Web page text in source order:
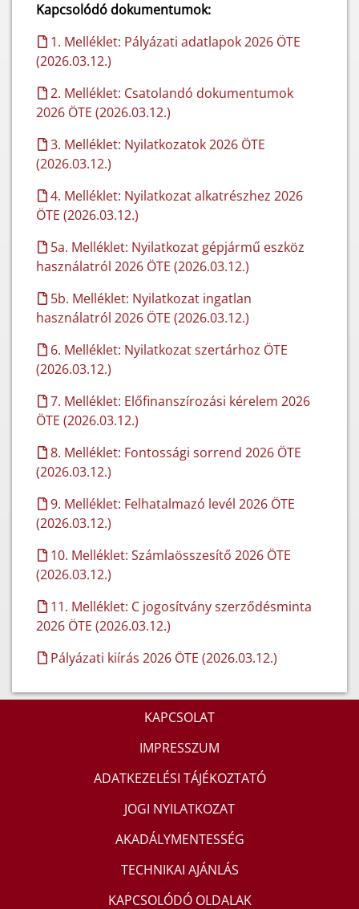
Kapcsolódó dokumentumok:
1. Melléklet: Pályázati adatlapok 2026 ÖTE
(2026.03.12.)
2. Melléklet: Csatolandó dokumentumok
2026 ÖTE (2026.03.12.)
3. Melléklet: Nyilatkozatok 2026 ÖTE
(2026.03.12.)
4. Melléklet: Nyilatkozat alkatrészhez 2026
ÖTE (2026.03.12.)
5a. Melléklet: Nyilatkozat gépjármű eszköz
használatról 2026 ÖTE (2026.03.12.)
5b. Melléklet: Nyilatkozat ingatlan
használatról 2026 ÖTE (2026.03.12.)
6. Melléklet: Nyilatkozat szertárhoz ÖTE
(2026.03.12.)
7. Melléklet: Előfinanszírozási kérelem 2026
ÖTE (2026.03.12.)
8. Melléklet: Fontossági sorrend 2026 ÖTE
(2026.03.12.)
9. Melléklet: Felhatalmazó levél 2026 ÖTE
(2026.03.12.)
10. Melléklet: Számlaösszesítő 2026 ÖTE
(2026.03.12.)
11. Melléklet: C jogosítvány szerződésminta
2026 ÖTE (2026.03.12.)
Pályázati kiírás 2026 ÖTE (2026.03.12.)
KAPCSOLAT
IMPRESSZUM
ADATKEZELÉSI TÁJÉKOZTATÓ
JOGI NYILATKOZAT
AKADÁLYMENTESSÉG
TECHNIKAI AJÁNLÁS
KAPCSOLÓDÓ OLDALAK